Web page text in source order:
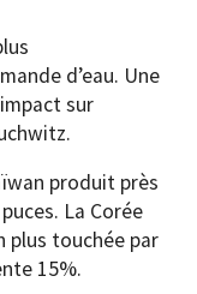
d’eau. Une
sur
produit près
La Corée
plus touchée par
15%.